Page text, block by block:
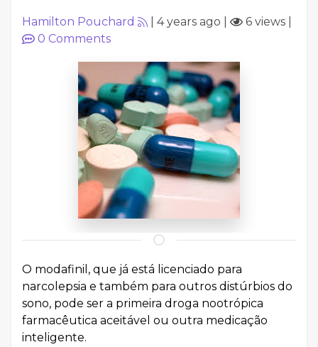
Hamilton Pouchard 4 years ago 6 views
0 Comments
O modafinil, que já está licenciado para
narcolepsia e também para outros distúrbios do
sono, pode ser a primeira droga nootrópica
farmacêutica aceitável ou outra medicação
inteligente.